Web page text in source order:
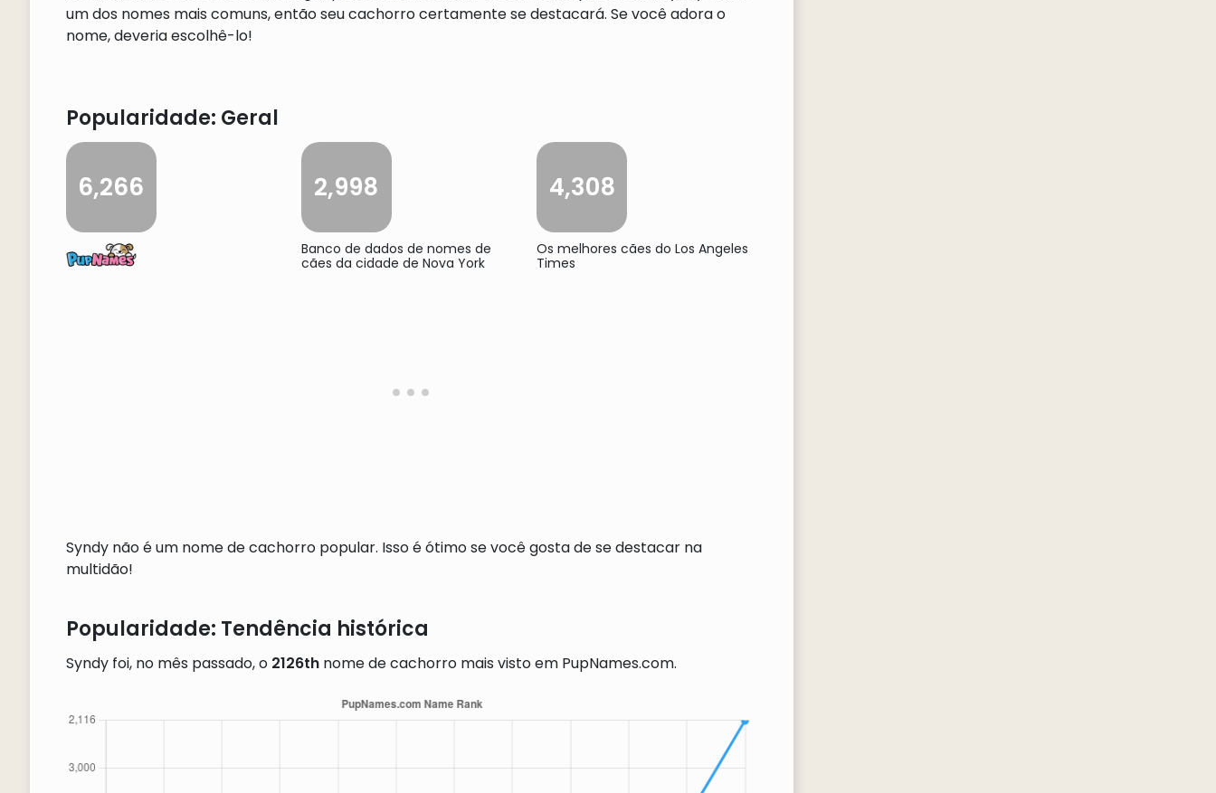
um dos nomes mais comuns, então seu cachorro certamente se destacará. Se você adora o
nome, deveria escolhê-lo!
Popularidade: Geral
6,266 2,998
Banco de dados de nomes de
cães da cidade de Nova York
4,308
Os melhores cães do Los Angeles
Times
Syndy não é um nome de cachorro popular. Isso é ótimo se você gosta de se destacar na
multidão!
Popularidade: Tendência histórica
Syndy foi, no mês passado, o 2126thnome de cachorro mais visto em PupNames.com.